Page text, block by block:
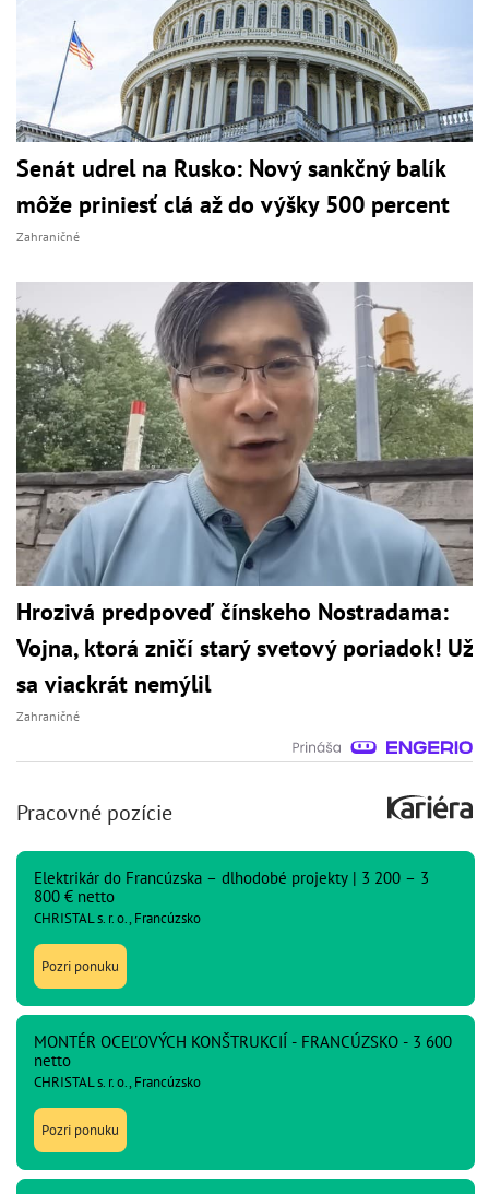
Senát udrel na Rusko: Nový sankčný balík
môže priniesť clá až do výšky 500 percent
Zahraničné
Hrozivá predpoveď čínskeho Nostradama:
Vojna, ktorá zničí starý svetový poriadok! Už
sa viackrát nemýlil
Zahraničné
Pracovné pozície
Elektrikár do Francúzska – dlhodobé projekty | 3 200 – 3
800 € netto
CHRISTAL s. r. o., Francúzsko
Pozri ponuku
MONTÉR OCEĽOVÝCH KONŠTRUKCIÍ - FRANCÚZSKO - 3 600
netto
CHRISTAL s. r. o., Francúzsko
Pozri ponuku